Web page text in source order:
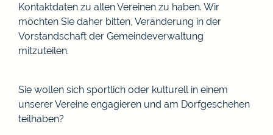
Kontaktdaten zu allen Vereinen zu haben. Wir
möchten Sie daher bitten, Veränderung in der
Vorstandschaft der Gemeindeverwaltung
mitzuteilen.
Sie wollen sich sportlich oder kulturell in einem
unserer Vereine engagieren und am Dorfgeschehen
teilhaben?